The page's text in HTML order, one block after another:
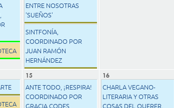
ENTRE NOSOTRAS
'SUEÑOS'
SINTFONÍA,
COORDINADO POR
JUAN RAMÓN
HERNÁNDEZ
15
ANTE TODO, ¡RESPIRA!
COORDINADO POR
GRACIA CODES
16
CHARLA VEGANO-
LITERARIA Y OTRAS
COSAS DEL QUERER,